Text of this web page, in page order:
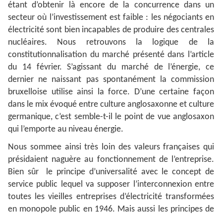
étant d’obtenir là encore de la concurrence dans un
secteur où l’investissement est faible : les négociants en
électricité sont bien incapables de produire des centrales
nucléaires. Nous retrouvons la logique de la
constitutionnalisation du marché présenté dans l’article
du 14 février. S’agissant du marché de l’énergie, ce
dernier ne naissant pas spontanément la commission
bruxelloise utilise ainsi la force. D’une certaine façon
dans le mix évoqué entre culture anglosaxonne et culture
germanique, c’est semble-t-il le point de vue anglosaxon
qui l’emporte au niveau énergie.
Nous sommee ainsi très loin des valeurs françaises qui
présidaient naguère au fonctionnement de l’entreprise.
Bien sûr le principe d’universalité avec le concept de
service public lequel va supposer l’interconnexion entre
toutes les vieilles entreprises d’électricité transformées
en monopole public en 1946. Mais aussi les principes de